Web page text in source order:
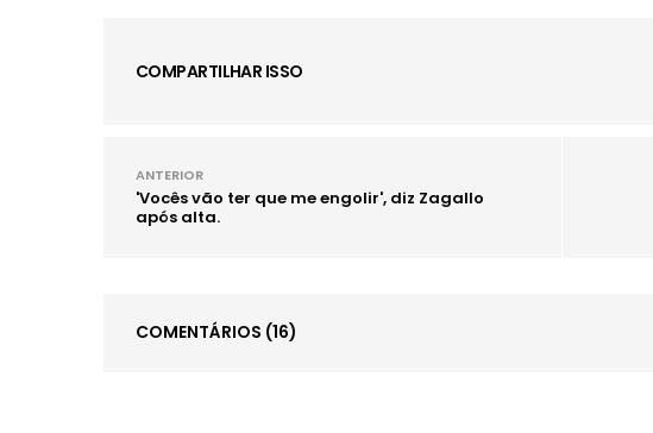
COMPARTILHAR ISSO
ANTERIOR
'Vocês vão ter que me engolir', diz Zagallo
após alta.
COMENTÁRIOS (16)